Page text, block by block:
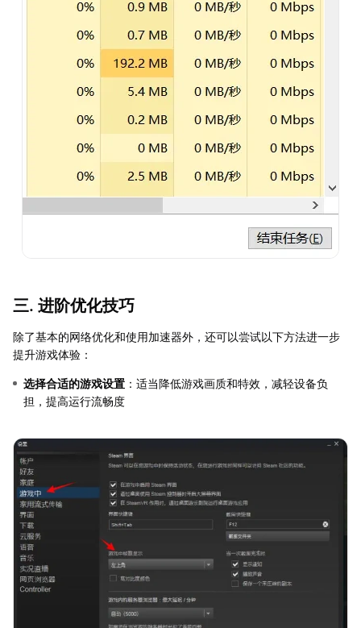
三. 进阶优化技巧
除了基本的网络优化和使用加速器外，还可以尝试以下方法进一步
提升游戏体验：
选择合适的游戏设置 ：适当降低游戏画质和特效，减轻设备负
担，提高运行流畅度